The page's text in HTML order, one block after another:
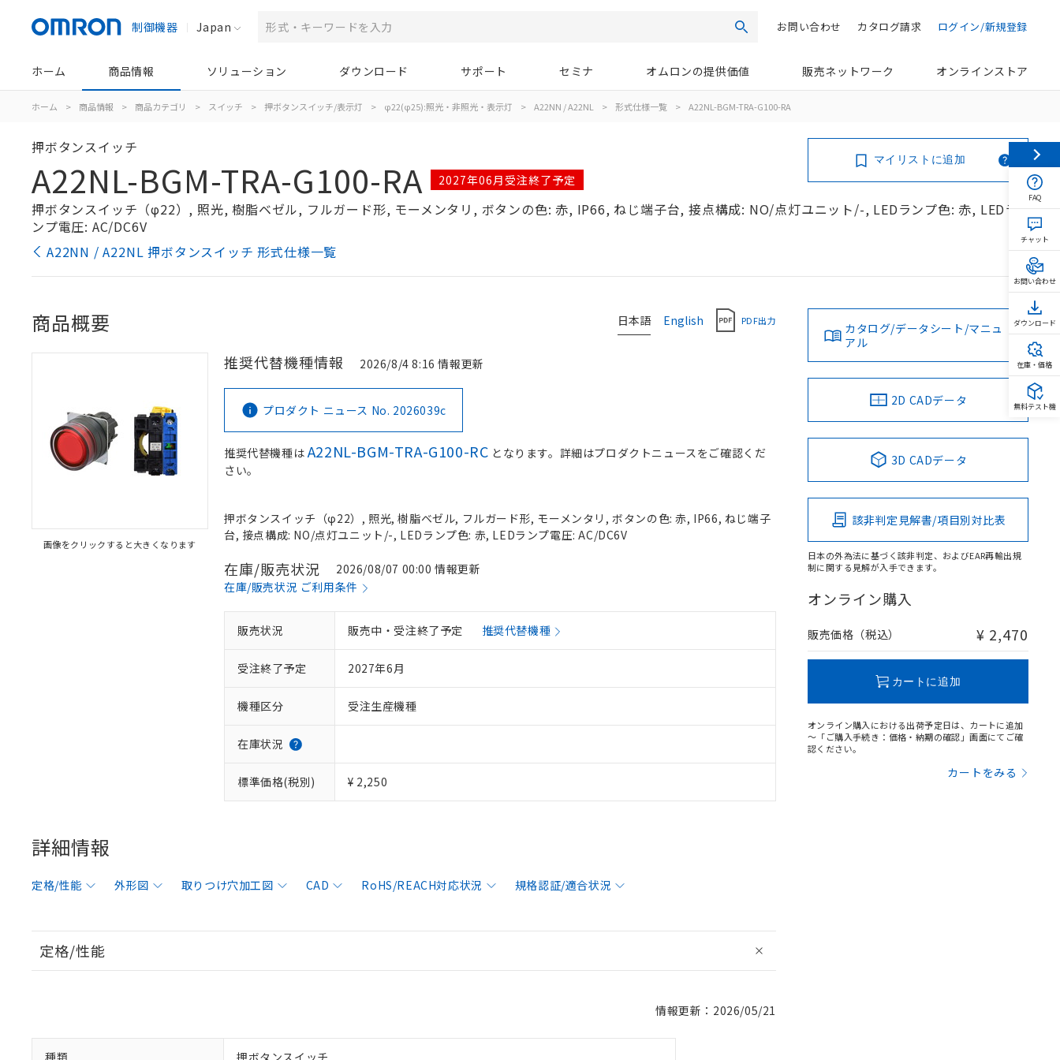
制御機器 Japan 検索 ログイン/新規登録
カタログ請求
お問い合わせ
ホーム 商品情報 ソリューション ダウンロード サポート セミナ オムロンの提供価値 販売ネットワーク オンラインストア
ホーム > 商品情報 > 商品カテゴリ > スイッチ > 押ボタンスイッチ/表示灯 > φ22(φ25):照光・非照光・表示灯 > A22NN / A22NL > 形式仕様一覧 > A22NL-BGM-TRA-G100-RA
押ボタンスイッチ
A22NL-BGM-TRA-G100-RA 2027年06月受注終了予定
押ボタンスイッチ（φ22）, 照光, 樹脂ベゼル, フルガード形, モーメンタリ, ボタンの色: 赤, IP66, ねじ端子台, 接点構成: NO/点灯ユニット/-, LEDランプ色: 赤, LEDラ
ンプ電圧: AC/DC6V
A22NN / A22NL 押ボタンスイッチ 形式仕様一覧
マイリストに追加
日本語 English PDF出力
商品概要
画像をクリックすると大きくなります
推奨代替機種情報 2026/8/4 8:16 情報更新
プロダクト ニュース No. 2026039c
推奨代替機種はA22NL-BGM-TRA-G100-RC となります。詳細はプロダクトニュースをご確認くだ
さい。
押ボタンスイッチ（φ22）, 照光, 樹脂ベゼル, フルガード形, モーメンタリ, ボタンの色: 赤, IP66, ねじ端子
台, 接点構成: NO/点灯ユニット/-, LEDランプ色: 赤, LEDランプ電圧: AC/DC6V
在庫/販売状況
2026/08/07 00:00 情報更新
在庫/販売状況 ご利用条件
販売状況 販売中・受注終了予定 推奨代替機種
受注終了予定 2027年6月
機種区分 受注生産機種
在庫状況
標準価格(税別) ¥ 2,250
詳細情報
定格/性能 外形図 取りつけ穴加工図 CAD RoHS/REACH対応状況 規格認証/適合状況
定格/性能
情報更新：2026/05/21
種類 押ボタンスイッチ
カタログ/データシート/マニュ
アル
2D CADデータ
3D CADデータ
該非判定見解書/項目別対比表
日本の外為法に基づく該非判定、およびEAR再輸出規
制に関する見解が入手できます。
オンライン購入
販売価格（税込） ¥ 2,470
カートに追加
オンライン購入における出荷予定日は、カートに追加
～「ご購入手続き：価格・納期の確認」画面にてご確
認ください。
カートをみる
FAQ
チャット
お問い合わせ
ダウンロード
在庫・価格
無料テスト機